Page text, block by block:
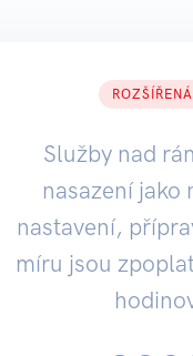
Služby nad
nasazení jako
nastavení,
míru jsou